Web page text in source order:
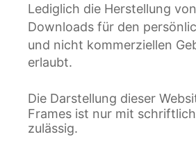
Lediglich die Herstellung
Downloads für den
und nicht kommerziellen
erlaubt.
Die Darstellung dieser
Frames ist nur mit
zulässig.